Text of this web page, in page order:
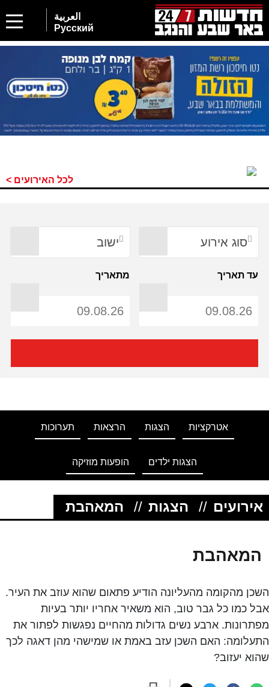
العربية
Русский
לכל האירועים >
ישוב סוג אירוע
מתאריך עד תאריך
אטרקציות הצגות הרצאות תערוכות
הצגות ילדים הופעות מוזיקה
אירועים // הצגות // המאהבת
המאהבת
השכן מהקומה מהעליונה הודיע פתאום שהוא עוזב את העיר.
אבל כמו כל גבר טוב, הוא משאיר אחריו יותר בעיות
מפתרונות. ארבע נשים גדולות מהחיים נפגשות לפתור את
התעלומה: האם השכן עזב באמת או שמישהי מהן דאגה לכך
שהוא יעזוב?